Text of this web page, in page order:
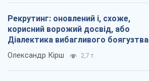
Рекрутинг: оновлений і, схоже,
корисний ворожий досвід, або
Діалектика вибагливого боягузтва
Олександр Кірш 2,7 т.